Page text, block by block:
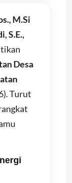
M.Si
S.E.,
Desa
Turut